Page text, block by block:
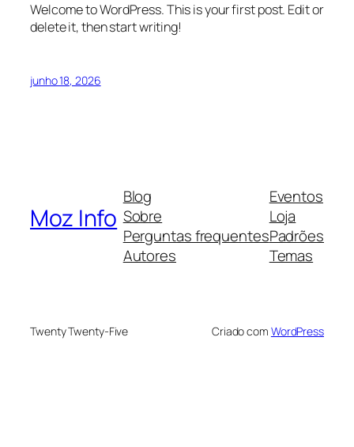
Welcome to WordPress. This is your first post. Edit or
delete it, then start writing!
junho 18, 2026
Moz Info
Blog
Sobre
Perguntas frequentes
Autores
Eventos
Loja
Padrões
Temas
Twenty Twenty-Five Criado com WordPress